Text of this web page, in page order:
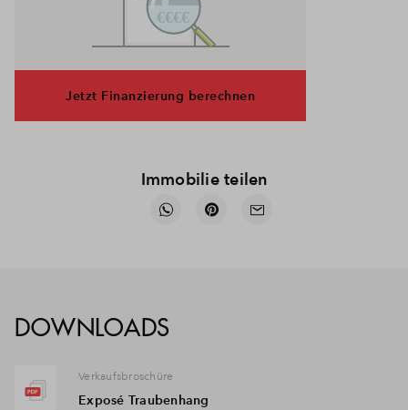
Jetzt Finanzierung berechnen
Immobilie teilen
DOWNLOADS
Verkaufsbroschüre
Exposé Traubenhang